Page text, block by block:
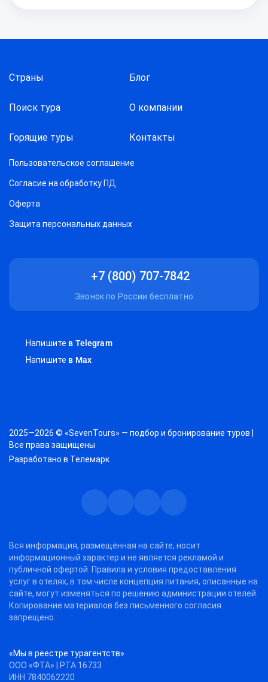
Страны
Поиск тура
Горящие туры
Блог
О компании
Контакты
Пользовательское соглашение
Согласие на обработку ПД
Оферта
Защитa персональных данных
+7 (800) 707-7842
Звонок по России бесплатно
Напишите в Telegram
Напишите в Max
2025—2026 © «SevenTours» — подбор и бронирование туров |
Все права защищены
Разработано в Телемарк
ТелеграмMax Дзен ВКонтакте
Вся информация, размещённая на сайте, носит
информационный характер и не является рекламой и
публичной офертой. Правила и условия предоставления
услуг в отелях, в том числе концепция питания, описанные на
сайте, могут изменяться по решению администрации отелей.
Копирование материалов без письменного согласия
запрещено.
«Мы в реестре турагентств»
ООО «ФТА» | РТА 16733
ИНН 7840062220